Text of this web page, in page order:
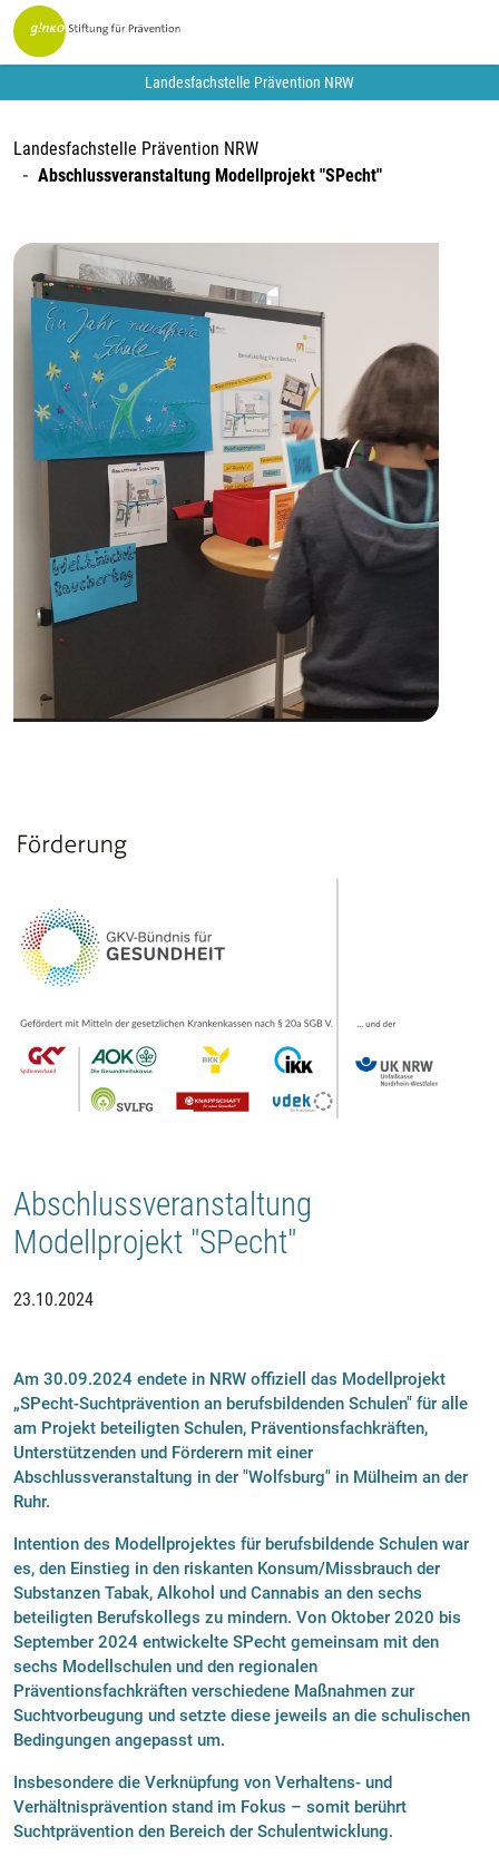
Landesfachstelle Prävention NRW
Landesfachstelle Prävention NRW
Abschlussveranstaltung Modellprojekt "SPecht"
Abschlussveranstaltung
Modellprojekt "SPecht"
23.10.2024
Am 30.09.2024 endete in NRW offiziell das Modellprojekt
„SPecht-Suchtprävention an berufsbildenden Schulen" für alle
am Projekt beteiligten Schulen, Präventionsfachkräften,
Unterstützenden und Förderern mit einer
Abschlussveranstaltung in der "Wolfsburg" in Mülheim an der
Ruhr.
Intention des Modellprojektes für berufsbildende Schulen war
es, den Einstieg in den riskanten Konsum/Missbrauch der
Substanzen Tabak, Alkohol und Cannabis an den sechs
beteiligten Berufskollegs zu mindern. Von Oktober 2020 bis
September 2024 entwickelte SPecht gemeinsam mit den
sechs Modellschulen und den regionalen
Präventionsfachkräften verschiedene Maßnahmen zur
Suchtvorbeugung und setzte diese jeweils an die schulischen
Bedingungen angepasst um.
Insbesondere die Verknüpfung von Verhaltens- und
Verhältnisprävention stand im Fokus – somit berührt
Suchtprävention den Bereich der Schulentwicklung.